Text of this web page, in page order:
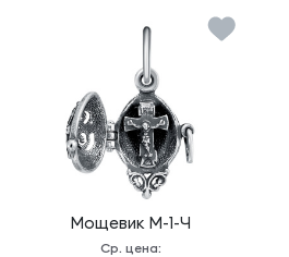
Мощевик М-1-Ч
Ср. цена: